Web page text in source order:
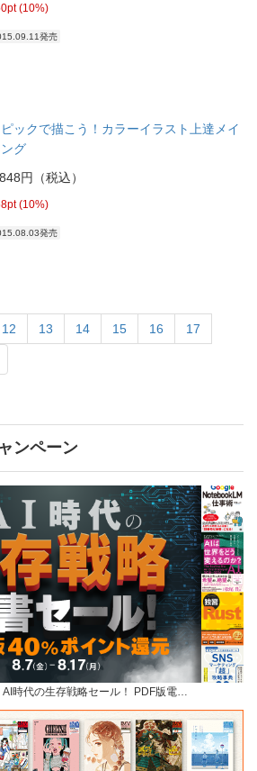
(10%)
発売
ピックで描こう！カラーイラスト上達メイ
グ
円（税込）
(10%)
発売
12 13 14 15 16 17
ンペーン
AI時代の生存戦略セール！ PDF版電…